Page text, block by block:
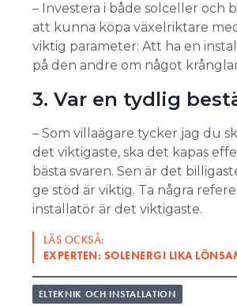
– Investera i både solceller
att kunna köpa växelriktare
viktig parameter: Att ha en
på den andre om något
3. Var en tydlig
– Som villaägare tycker jag du
det viktigaste, ska det kapas
bästa svaren. Sen är det
ge stöd är viktig. Ta några
installatör är det viktigaste.
LÄS OCKSÅ:
EXPERTEN: SOLENERGI LIKA
ELTEKNIK OCH INSTALLATION